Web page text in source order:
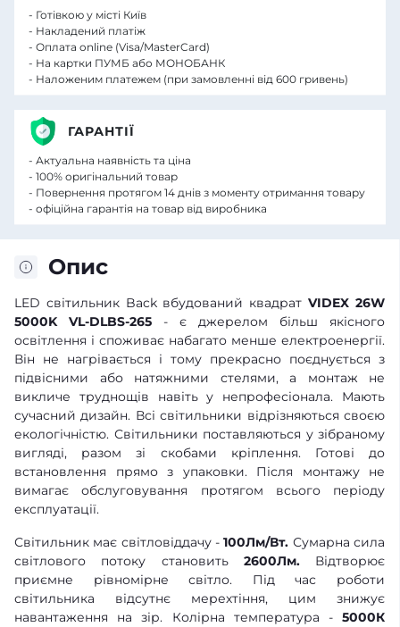
Опис
LED світильник Back вбудований квадратVIDEX 26W
5000K VL-DLBS-265 - є джерелом більш якісного
освітлення і споживає набагато менше електроенергії.
Він не нагрівається і тому прекрасно поєднується з
підвісними або натяжними стелями, а монтаж не
викличе труднощів навіть у непрофесіонала. Мають
сучасний дизайн. Всі світильники відрізняються своєю
екологічністю. Світильники поставляються у зібраному
вигляді, разом зі скобами кріплення. Готові до
встановлення прямо з упаковки. Після монтажу не
вимагає обслуговування протягом всього періоду
експлуатації.
Світильник має світловіддачу -100Лм/Вт. Сумарна сила
світлового потоку становить 2600Лм.Відтворює
приємне рівномірне світло. Під час роботи
світильника відсутнє мерехтіння, цим знижує
навантаження на зір. Колірна температура - 5000К
- Готівкою у місті Київ
- Накладений платіж
- Оплата online (Visa/MasterCard)
- На картки ПУМБ або МОНОБАНК
- Наложеним платежем (при замовленні від 600 гривень)
ГАРАНТІЇ
- Актуальна наявність та ціна
- 100% оригінальний товар
- Повернення протягом 14 днів з моменту отримання товару
- офіційна гарантія на товар від виробника